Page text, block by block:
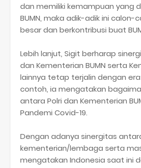
dan memiliki kemampuan yang
BUMN, maka adik-adik ini calon-
besar dan berkontribusi buat
Lebih lanjut, Sigit berharap
dan Kementerian BUMN serta
lainnya tetap terjalin dengan
contoh, ia mengatakan
antara Polri dan Kementerian
Pandemi Covid-19.
Dengan adanya sinergitas
kementerian/lembaga serta
mengatakan Indonesia saat ini